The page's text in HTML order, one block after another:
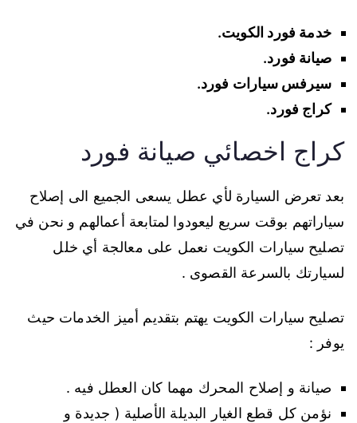
خدمة فورد الكويت.
صيانة فورد.
سيرفس سيارات فورد.
كراج فورد.
كراج اخصائي صيانة فورد
بعد تعرض السيارة لأي عطل يسعى الجميع الى إصلاح
سياراتهم بوقت سريع ليعودوا لمتابعة أعمالهم و نحن في
تصليح سيارات الكويت نعمل على معالجة أي خلل
لسيارتك بالسرعة القصوى .
تصليح سيارات الكويت يهتم بتقديم أميز الخدمات حيث
يوفر :
صيانة و إصلاح المحرك مهما كان العطل فيه .
نؤمن كل قطع الغيار البديلة الأصلية ( جديدة و